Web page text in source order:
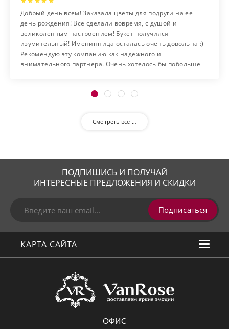
Добрый день всем! Заказала цветы для подруги на ее
день рождения! Все сделали вовремя, с душой и
великолепным настроением! Букет получился
изумительный! Именинница осталась очень довольна :)
Рекомендую эту компанию как надежного и
внимательного партнера. Очень хотелось бы побольше
Смотреть все …
ПОДПИШИСЬ И ПОЛУЧАЙ
ИНТЕРЕСНЫЕ ПРЕДЛОЖЕНИЯ И СКИДКИ
Подписаться
КАРТА САЙТА
ОФИС